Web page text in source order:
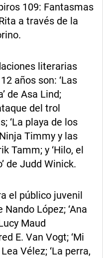
109: Fantasmas
a través de la
literarias
años son: ‘Las
de Asa Lind;
del trol
‘La playa de los
Timmy y las
Tamm; y ‘Hilo, el
de Judd Winick.
el público juvenil
Nando López; ‘Ana
Maud
E. Van Vogt; ‘Mi
Vélez; ‘La perra,